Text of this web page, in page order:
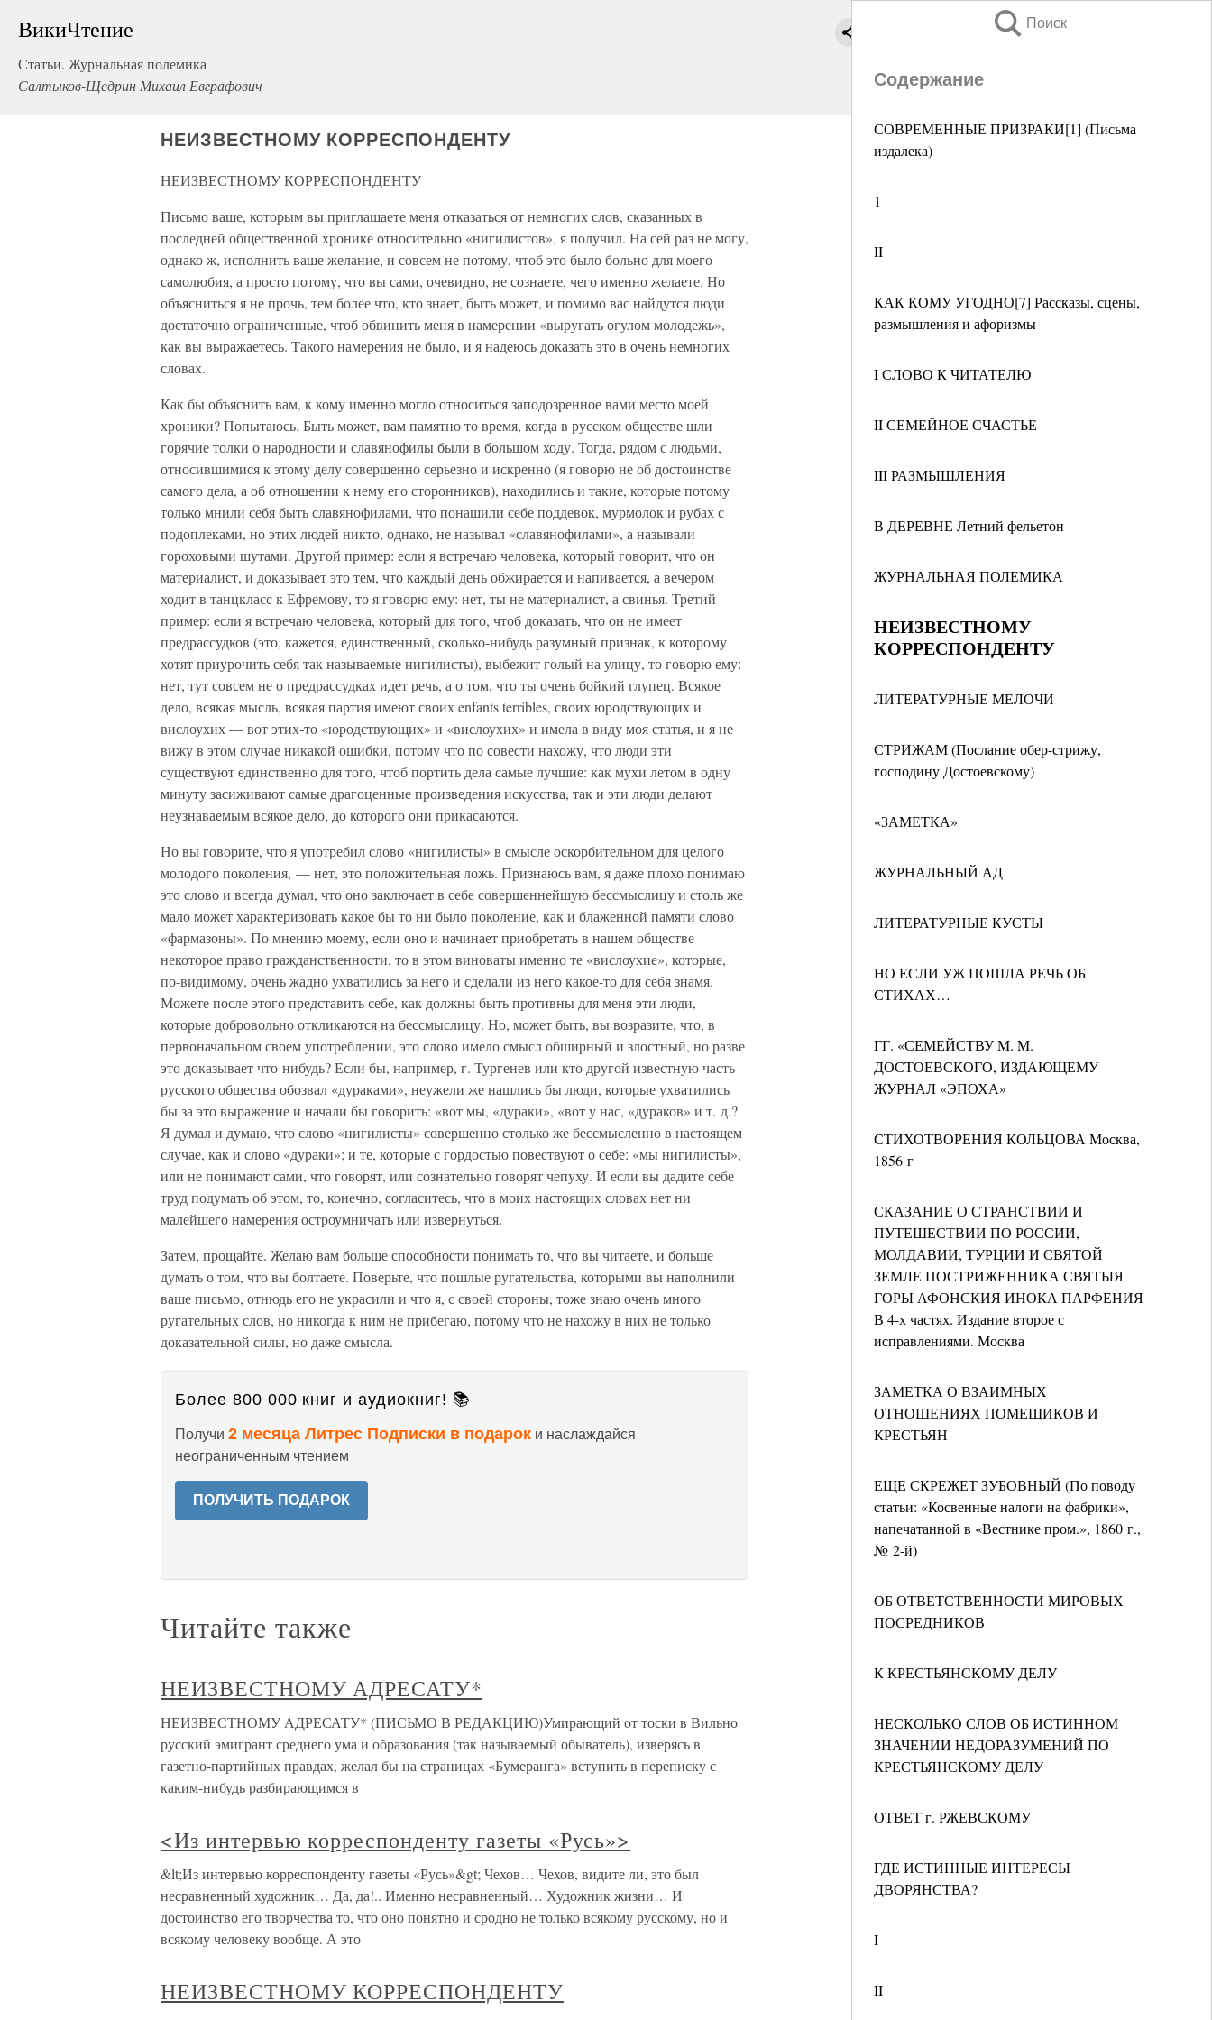
ВикиЧтение
Статьи. Журнальная полемика
Салтыков-Щедрин Михаил Евграфович
Поиск
Содержание
СОВРЕМЕННЫЕ ПРИЗРАКИ[1] (Письма
издалека)
1
II
КАК КОМУ УГОДНО[7] Рассказы, сцены,
размышления и афоризмы
I СЛОВО К ЧИТАТЕЛЮ
II СЕМЕЙНОЕ СЧАСТЬЕ
III РАЗМЫШЛЕНИЯ
В ДЕРЕВНЕ Летний фельетон
ЖУРНАЛЬНАЯ ПОЛЕМИКА
НЕИЗВЕСТНОМУ
КОРРЕСПОНДЕНТУ
ЛИТЕРАТУРНЫЕ МЕЛОЧИ
СТРИЖАМ (Послание обер-стрижу,
господину Достоевскому)
«ЗАМЕТКА»
ЖУРНАЛЬНЫЙ АД
ЛИТЕРАТУРНЫЕ КУСТЫ
НО ЕСЛИ УЖ ПОШЛА РЕЧЬ ОБ
СТИХАХ…
ГГ. «СЕМЕЙСТВУ M. M.
ДОСТОЕВСКОГО, ИЗДАЮЩЕМУ
ЖУРНАЛ «ЭПОХА»
СТИХОТВОРЕНИЯ КОЛЬЦОВА Москва,
1856 г
СКАЗАНИЕ О СТРАНСТВИИ И
ПУТЕШЕСТВИИ ПО РОССИИ,
МОЛДАВИИ, ТУРЦИИ И СВЯТОЙ
ЗЕМЛЕ ПОСТРИЖЕННИКА СВЯТЫЯ
ГОРЫ АФОНСКИЯ ИНОКА ПАРФЕНИЯ
В 4-х частях. Издание второе с
исправлениями. Москва
ЗАМЕТКА О ВЗАИМНЫХ
ОТНОШЕНИЯХ ПОМЕЩИКОВ И
КРЕСТЬЯН
ЕЩЕ СКРЕЖЕТ ЗУБОВНЫЙ (По поводу
статьи: «Косвенные налоги на фабрики»,
напечатанной в «Вестнике пром.», 1860 г.,
№ 2-й)
ОБ ОТВЕТСТВЕННОСТИ МИРОВЫХ
ПОСРЕДНИКОВ
К КРЕСТЬЯНСКОМУ ДЕЛУ
НЕСКОЛЬКО СЛОВ ОБ ИСТИННОМ
ЗНАЧЕНИИ НЕДОРАЗУМЕНИЙ ПО
КРЕСТЬЯНСКОМУ ДЕЛУ
ОТВЕТ г. РЖЕВСКОМУ
ГДЕ ИСТИННЫЕ ИНТЕРЕСЫ
ДВОРЯНСТВА?
I
II
НЕИЗВЕСТНОМУ КОРРЕСПОНДЕНТУ
НЕИЗВЕСТНОМУ КОРРЕСПОНДЕНТУ
Письмо ваше, которым вы приглашаете меня отказаться от немногих слов, сказанных в
последней общественной хронике относительно «нигилистов», я получил. На сей раз не могу,
однако ж, исполнить ваше желание, и совсем не потому, чтоб это было больно для моего
самолюбия, а просто потому, что вы сами, очевидно, не сознаете, чего именно желаете. Но
объясниться я не прочь, тем более что, кто знает, быть может, и помимо вас найдутся люди
достаточно ограниченные, чтоб обвинить меня в намерении «выругать огулом молодежь»,
как вы выражаетесь. Такого намерения не было, и я надеюсь доказать это в очень немногих
словах.
Как бы объяснить вам, к кому именно могло относиться заподозренное вами место моей
хроники? Попытаюсь. Быть может, вам памятно то время, когда в русском обществе шли
горячие толки о народности и славянофилы были в большом ходу. Тогда, рядом с людьми,
относившимися к этому делу совершенно серьезно и искренно (я говорю не об достоинстве
самого дела, а об отношении к нему его сторонников), находились и такие, которые потому
только мнили себя быть славянофилами, что понашили себе поддевок, мурмолок и рубах с
подоплеками, но этих людей никто, однако, не называл «славянофилами», а называли
гороховыми шутами. Другой пример: если я встречаю человека, который говорит, что он
материалист, и доказывает это тем, что каждый день обжирается и напивается, а вечером
ходит в танцкласс к Ефремову, то я говорю ему: нет, ты не материалист, а свинья. Третий
пример: если я встречаю человека, который для того, чтоб доказать, что он не имеет
предрассудков (это, кажется, единственный, сколько-нибудь разумный признак, к которому
хотят приурочить себя так называемые нигилисты), выбежит голый на улицу, то говорю ему:
нет, тут совсем не о предрассудках идет речь, а о том, что ты очень бойкий глупец. Всякое
дело, всякая мысль, всякая партия имеют своих enfants terribles, своих юродствующих и
вислоухих — вот этих-то «юродствующих» и «вислоухих» и имела в виду моя статья, и я не
вижу в этом случае никакой ошибки, потому что по совести нахожу, что люди эти
существуют единственно для того, чтоб портить дела самые лучшие: как мухи летом в одну
минуту засиживают самые драгоценные произведения искусства, так и эти люди делают
неузнаваемым всякое дело, до которого они прикасаются.
Но вы говорите, что я употребил слово «нигилисты» в смысле оскорбительном для целого
молодого поколения, — нет, это положительная ложь. Признаюсь вам, я даже плохо понимаю
это слово и всегда думал, что оно заключает в себе совершеннейшую бессмыслицу и столь же
мало может характеризовать какое бы то ни было поколение, как и блаженной памяти слово
«фармазоны». По мнению моему, если оно и начинает приобретать в нашем обществе
некоторое право гражданственности, то в этом виноваты именно те «вислоухие», которые,
по-видимому, очень жадно ухватились за него и сделали из него какое-то для себя знамя.
Можете после этого представить себе, как должны быть противны для меня эти люди,
которые добровольно откликаются на бессмыслицу. Но, может быть, вы возразите, что, в
первоначальном своем употреблении, это слово имело смысл обширный и злостный, но разве
это доказывает что-нибудь? Если бы, например, г. Тургенев или кто другой известную часть
русского общества обозвал «дураками», неужели же нашлись бы люди, которые ухватились
бы за это выражение и начали бы говорить: «вот мы, «дураки», «вот у нас, «дураков» и т. д.?
Я думал и думаю, что слово «нигилисты» совершенно столько же бессмысленно в настоящем
случае, как и слово «дураки»; и те, которые с гордостью повествуют о себе: «мы нигилисты»,
или не понимают сами, что говорят, или сознательно говорят чепуху. И если вы дадите себе
труд подумать об этом, то, конечно, согласитесь, что в моих настоящих словах нет ни
малейшего намерения остроумничать или извернуться.
Затем, прощайте. Желаю вам больше способности понимать то, что вы читаете, и больше
думать о том, что вы болтаете. Поверьте, что пошлые ругательства, которыми вы наполнили
ваше письмо, отнюдь его не украсили и что я, с своей стороны, тоже знаю очень много
ругательных слов, но никогда к ним не прибегаю, потому что не нахожу в них не только
доказательной силы, но даже смысла.
Более 800 000 книг и аудиокниг! 📚
Получи 2 месяца Литрес Подписки в подарок и наслаждайся
неограниченным чтением
ПОЛУЧИТЬ ПОДАРОК
Читайте также
НЕИЗВЕСТНОМУ АДРЕСАТУ*
НЕИЗВЕСТНОМУ АДРЕСАТУ* (ПИСЬМО В РЕДАКЦИЮ)Умирающий от тоски в Вильно
русский эмигрант среднего ума и образования (так называемый обыватель), изверясь в
газетно-партийных правдах, желал бы на страницах «Бумеранга» вступить в переписку с
каким-нибудь разбирающимся в
<Из интервью корреспонденту газеты «Русь»>
&lt;Из интервью корреспонденту газеты «Русь»&gt; Чехов… Чехов, видите ли, это был
несравненный художник… Да, да!.. Именно несравненный… Художник жизни… И
достоинство его творчества то, что оно понятно и сродно не только всякому русскому, но и
всякому человеку вообще. А это
НЕИЗВЕСТНОМУ КОРРЕСПОНДЕНТУ